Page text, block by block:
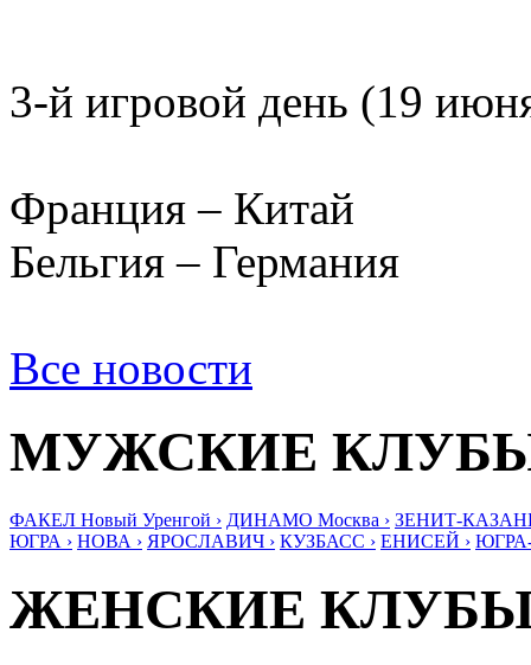
3-й игровой день (19
Франция – Китай
Бельгия – Германия
Все новости
МУЖСКИЕ
ФАКЕЛ Новый Уренгой › ДИНАМО Москва › ЗЕНИТ-
ЮГРА › НОВА › ЯРОСЛАВИЧ › КУЗБАСС › ЕНИСЕЙ ›
ЖЕНСКИЕ